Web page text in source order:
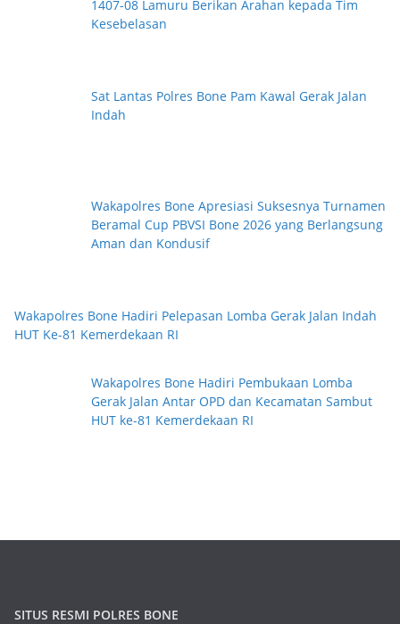
1407-08 Lamuru Berikan Arahan kepada Tim
Kesebelasan
Sat Lantas Polres Bone Pam Kawal Gerak Jalan
Indah
Wakapolres Bone Apresiasi Suksesnya Turnamen
Beramal Cup PBVSI Bone 2026 yang Berlangsung
Aman dan Kondusif
Wakapolres Bone Hadiri Pelepasan Lomba Gerak Jalan Indah
HUT Ke-81 Kemerdekaan RI
Wakapolres Bone Hadiri Pembukaan Lomba
Gerak Jalan Antar OPD dan Kecamatan Sambut
HUT ke-81 Kemerdekaan RI
SITUS RESMI POLRES BONE